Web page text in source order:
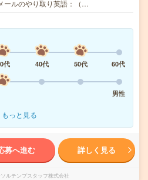
ールのやり取り英語：（…
代 40代 50代
60代
男性
もっと見る
募へ進む 詳しく見る
ルテンプスタッフ株式会社